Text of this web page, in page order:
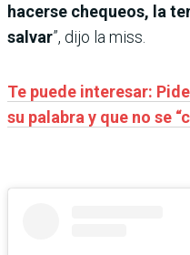
hacerse chequeos, la
salvar”, dijo la miss.
Te puede interesar:
su palabra y que no se